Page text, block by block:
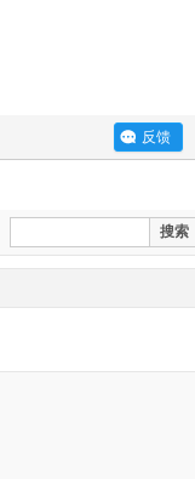
反馈
搜索